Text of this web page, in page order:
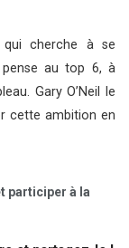
qui cherche à se
pense au top 6, à
Gary O’Neil le
cette ambition en
participer à la